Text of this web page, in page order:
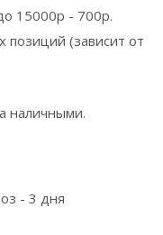
15000р - 700р.
позиций (зависит от
наличными.
- 3 дня